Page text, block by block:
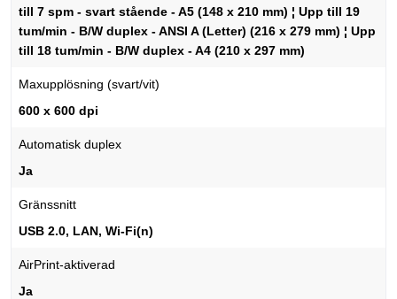
till 7 spm - svart stående - A5 (148 x 210 mm) ¦ Upp till 19
tum/min - B/W duplex - ANSI A (Letter) (216 x 279 mm) ¦ Upp
till 18 tum/min - B/W duplex - A4 (210 x 297 mm)
Maxupplösning (svart/vit)
600 x 600 dpi
Automatisk duplex
Ja
Gränssnitt
USB 2.0, LAN, Wi-Fi(n)
AirPrint-aktiverad
Ja